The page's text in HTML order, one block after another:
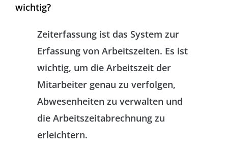
wichtig?
Zeiterfassung ist das System zur
Erfassung von Arbeitszeiten. Es ist
wichtig, um die Arbeitszeit der
Mitarbeiter genau zu verfolgen,
Abwesenheiten zu verwalten und
die Arbeitszeitabrechnung zu
erleichtern.